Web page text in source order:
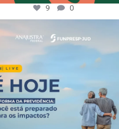
9 0